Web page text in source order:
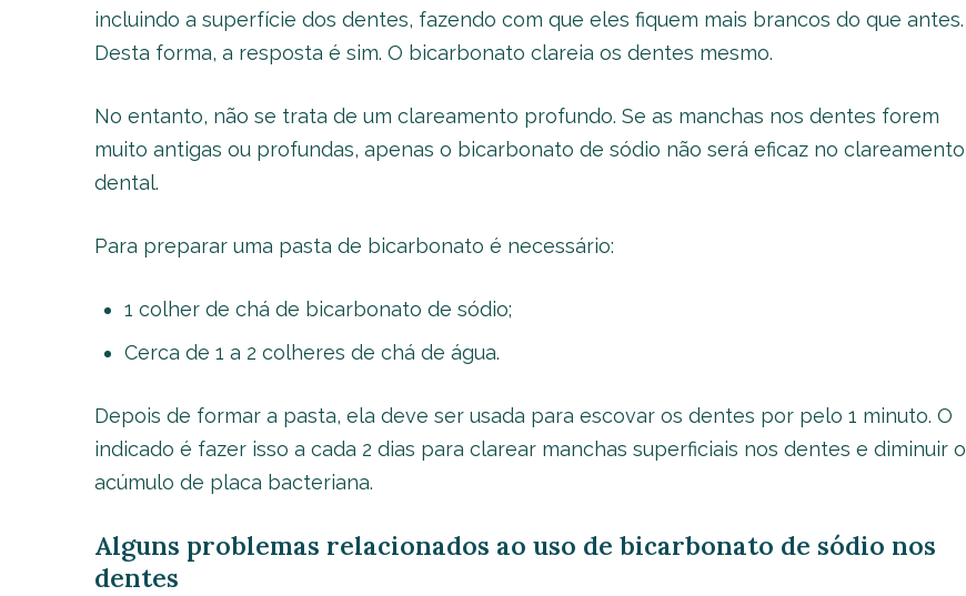
incluindo a superfície dos dentes, fazendo com que eles fiquem mais brancos do que antes.
Desta forma, a resposta é sim. O bicarbonato clareia os dentes mesmo.
No entanto, não se trata de um clareamento profundo. Se as manchas nos dentes forem
muito antigas ou profundas, apenas o bicarbonato de sódio não será eficaz no clareamento
dental.
Para preparar uma pasta de bicarbonato é necessário:
1 colher de chá de bicarbonato de sódio;
Cerca de 1 a 2 colheres de chá de água.
Depois de formar a pasta, ela deve ser usada para escovar os dentes por pelo 1 minuto. O
indicado é fazer isso a cada 2 dias para clarear manchas superficiais nos dentes e diminuir o
acúmulo de placa bacteriana.
Alguns problemas relacionados ao uso de bicarbonato de sódio nos
dentes